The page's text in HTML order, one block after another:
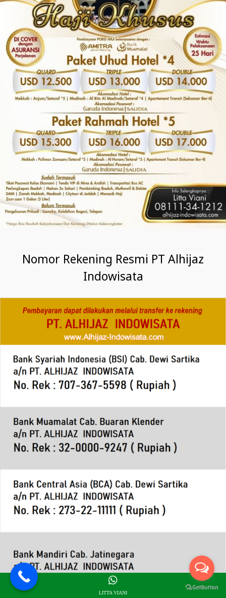
Nomor Rekening Resmi PT Alhijaz
Indowisata
LITTA VIANI